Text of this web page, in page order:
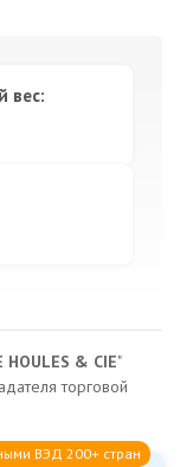
вес:
HOULES & CIE"
торговой
ВЭД 200+ стран